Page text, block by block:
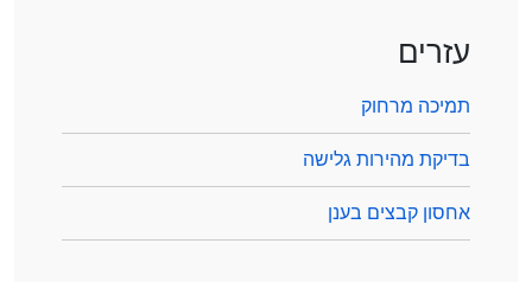
עזרים
תמיכה מרחוק
בדיקת מהירות גלישה
אחסון קבצים בענן